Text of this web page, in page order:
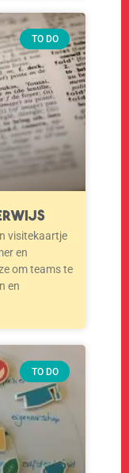
TO DO
visitekaartje
en
om teams te
en
TO DO